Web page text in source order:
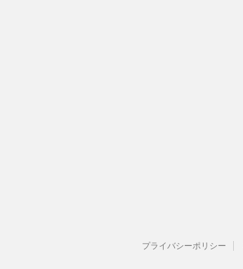
プライバシーポリシー